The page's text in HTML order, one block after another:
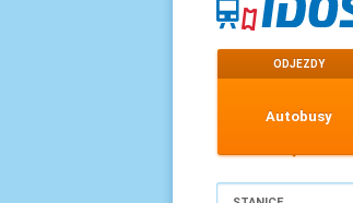
ODJEZDY
Autobusy